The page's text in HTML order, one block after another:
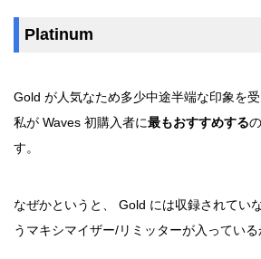
Platinum
Gold が人気なため多少中途半端な印象を受
私が Waves 初購入者に最もおすすめする
す。
なぜかというと、 Gold には収録されてい
うマキシマイザー/リミッターが入っている